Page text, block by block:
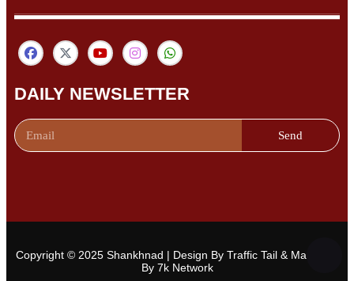
DAILY NEWSLETTER
Send
Copyright © 2025 Shankhnad | Design By Traffic Tail & Managed
By 7k Network